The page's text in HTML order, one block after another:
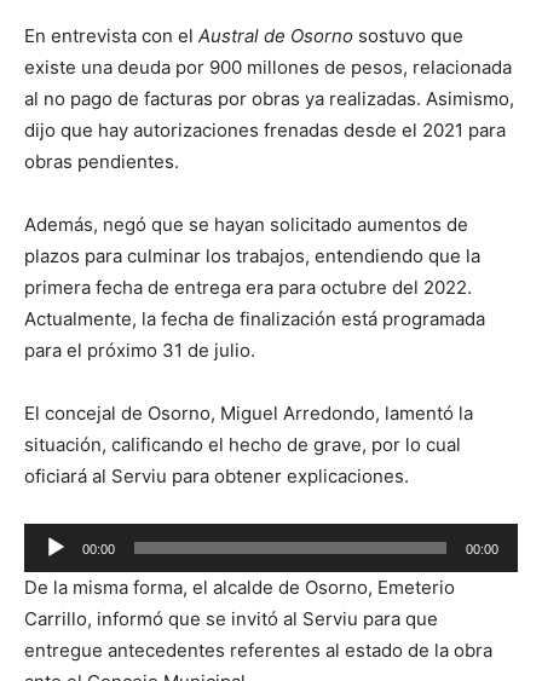
En entrevista con el Austral de Osorno sostuvo que
existe una deuda por 900 millones de pesos, relacionada
al no pago de facturas por obras ya realizadas. Asimismo,
dijo que hay autorizaciones frenadas desde el 2021 para
obras pendientes.
Además, negó que se hayan solicitado aumentos de
plazos para culminar los trabajos, entendiendo que la
primera fecha de entrega era para octubre del 2022.
Actualmente, la fecha de finalización está programada
para el próximo 31 de julio.
El concejal de Osorno, Miguel Arredondo, lamentó la
situación, calificando el hecho de grave, por lo cual
oficiará al Serviu para obtener explicaciones.
Reproductor
de
audio
00:00 00:00
De la misma forma, el alcalde de Osorno, Emeterio
Carrillo, informó que se invitó al Serviu para que
entregue antecedentes referentes al estado de la obra